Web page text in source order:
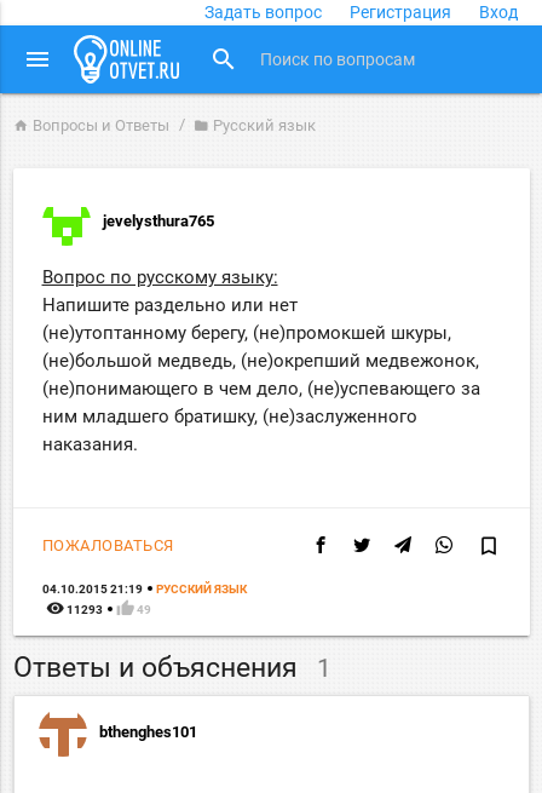
Задать вопрос Регистрация Вход
menu search
home Вопросы и Ответы folder Русский язык
jevelysthura765
Вопрос по русскому языку:
Напишите раздельно или нет
(не)утоптанному берегу, (не)промокшей шкуры,
(не)большой медведь, (не)окрепший медвежонок,
(не)понимающего в чем дело, (не)успевающего за
ним младшего братишку, (не)заслуженного
наказания.
ПОЖАЛОВАТЬСЯ bookmark_border
04.10.2015 21:19 РУССКИЙ ЯЗЫК
remove_red_eye 11293 thumb_up 49
Ответы и объяснения 1
bthenghes101